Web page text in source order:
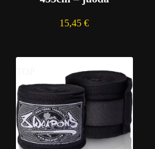
15,45€